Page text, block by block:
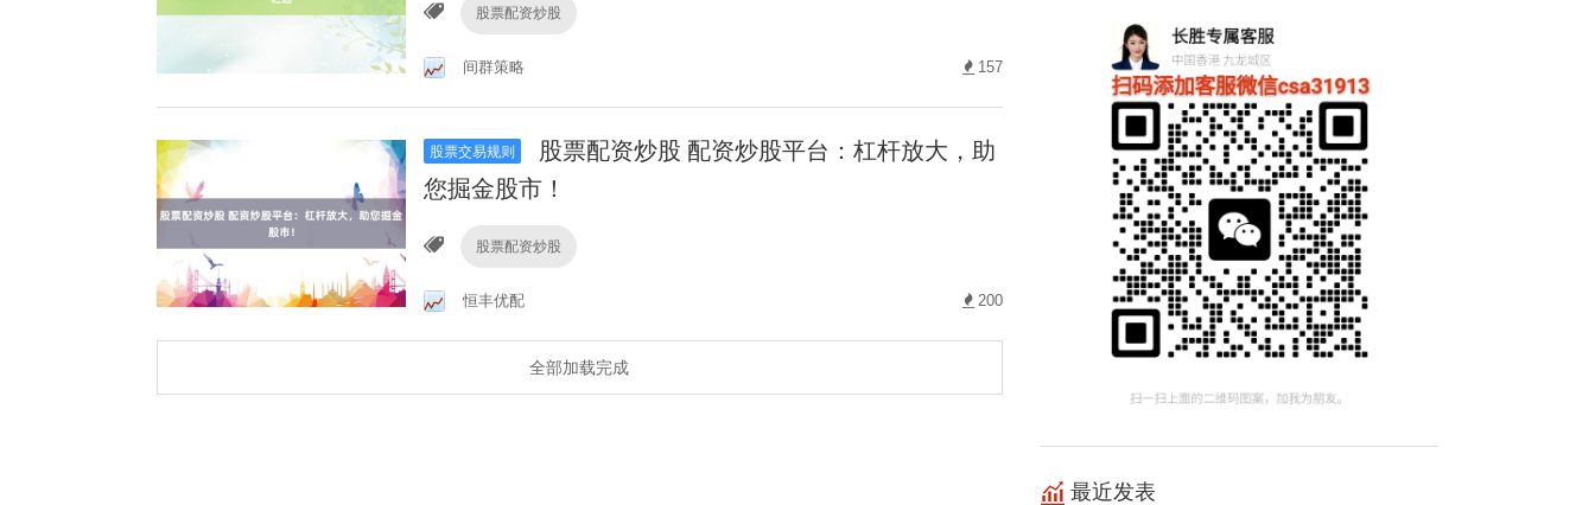
股票配资炒股
间群策略 157
股票交易规则
股票配资炒股 配资炒股平台：杠杆放大，助
您掘金股市！
股票配资炒股
恒丰优配 200
全部加载完成
最近发表